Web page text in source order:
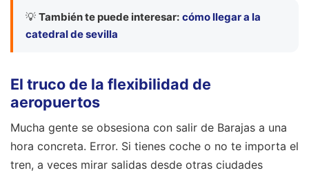
💡 También te puede interesar: cómo llegar a la
catedral de sevilla
El truco de la flexibilidad de
aeropuertos
Mucha gente se obsesiona con salir de Barajas a una
hora concreta. Error. Si tienes coche o no te importa el
tren, a veces mirar salidas desde otras ciudades